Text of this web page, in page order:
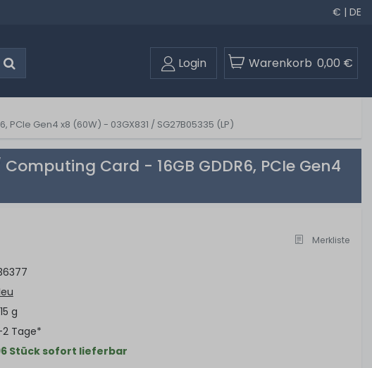
€ | DE
Login Warenkorb 0,00 €
Gen4 x8 (60W) - 03GX831 / SG27B05335 (LP)
Card - 16GB GDDR6, PCIe Gen4
Merkliste
g
2 Tage*
Stück sofort lieferbar